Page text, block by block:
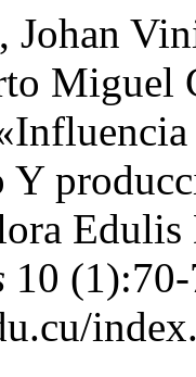
Johan
Miguel
10